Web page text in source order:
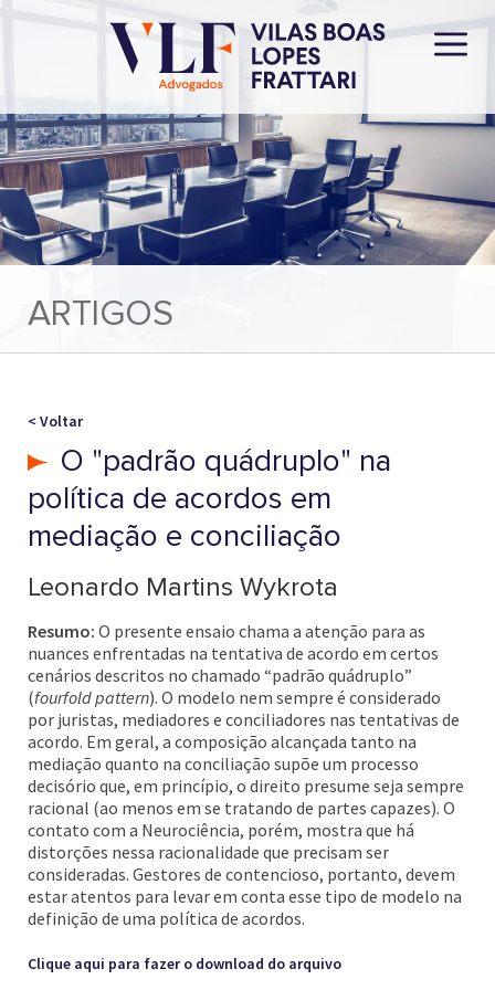
ARTIGOS
< Voltar
O "padrão quádruplo" na
política de acordos em
mediação e conciliação
Leonardo Martins Wykrota
Resumo: O presente ensaio chama a atenção para as
nuances enfrentadas na tentativa de acordo em certos
cenários descritos no chamado “padrão quádruplo”
(fourfold pattern). O modelo nem sempre é considerado
por juristas, mediadores e conciliadores nas tentativas de
acordo. Em geral, a composição alcançada tanto na
mediação quanto na conciliação supõe um processo
decisório que, em princípio, o direito presume seja sempre
racional (ao menos em se tratando de partes capazes). O
contato com a Neurociência, porém, mostra que há
distorções nessa racionalidade que precisam ser
consideradas. Gestores de contencioso, portanto, devem
estar atentos para levar em conta esse tipo de modelo na
definição de uma política de acordos.
Clique aqui para fazer o download do arquivo